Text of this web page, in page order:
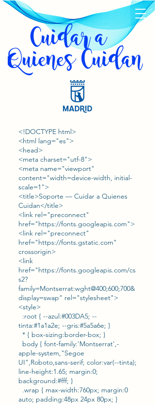
<!DOCTYPE html>
<html lang="es">
<head>
<meta charset="utf-8">
<meta name="viewport"
content="width=device-width, initial-
scale=1">
<title>Soporte — Cuidar a Quienes
Cuidan</title>
<link rel="preconnect"
href="https://fonts.googleapis.com">
<link rel="preconnect"
href="https://fonts.gstatic.com"
crossorigin>
<link
href="https://fonts.googleapis.com/cs
s2?
family=Montserrat:wght@400;600;700&
display=swap" rel="stylesheet">
<style>
:root { --azul:#003DA5; --
tinta:#1a1a2e; --gris:#5a5a6e; }
* { box-sizing:border-box; }
body { font-family:'Montserrat',-
apple-system,"Segoe
UI",Roboto,sans-serif; color:var(--tinta);
line-height:1.65; margin:0;
background:#fff; }
.wrap { max-width:760px; margin:0
auto; padding:48px 24px 80px; }